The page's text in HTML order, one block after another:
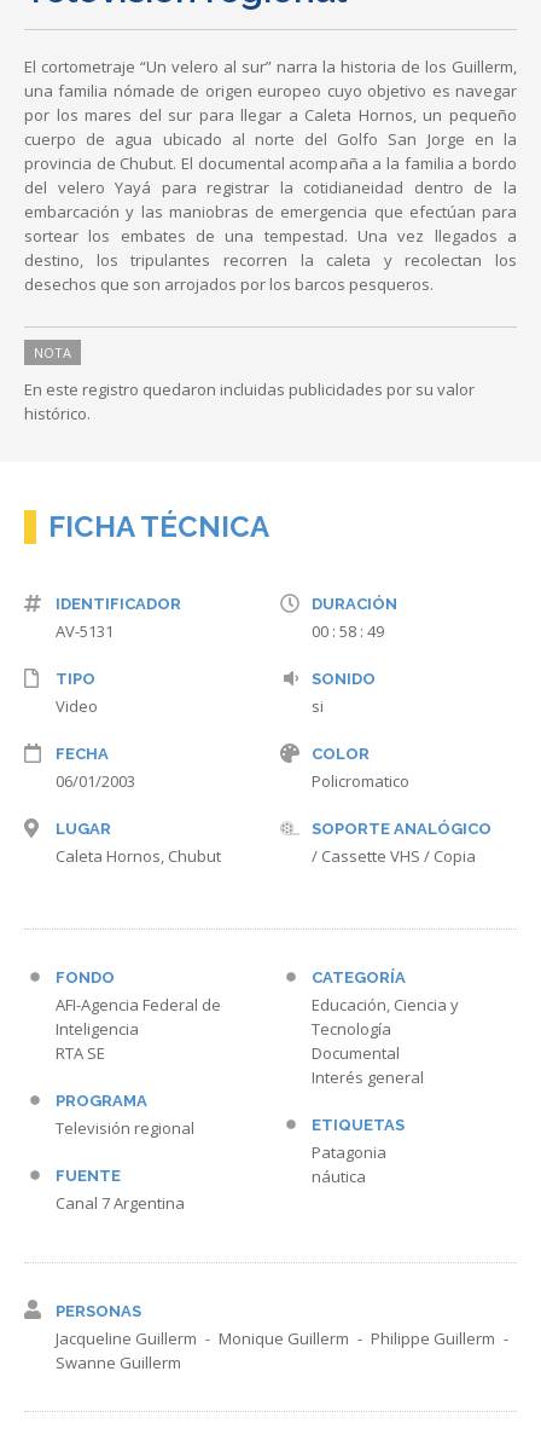
El cortometraje “Un velero al sur” narra la historia de los Guillerm,
una familia nómade de origen europeo cuyo objetivo es navegar
por los mares del sur para llegar a Caleta Hornos, un pequeño
cuerpo de agua ubicado al norte del Golfo San Jorge en la
provincia de Chubut. El documental acompaña a la familia a bordo
del velero Yayá para registrar la cotidianeidad dentro de la
embarcación y las maniobras de emergencia que efectúan para
sortear los embates de una tempestad. Una vez llegados a
destino, los tripulantes recorren la caleta y recolectan los
desechos que son arrojados por los barcos pesqueros.
NOTA
En este registro quedaron incluidas publicidades por su valor
histórico.
FICHA TÉCNICA
IDENTIFICADOR
AV-5131
TIPO
Video
FECHA
06/01/2003
LUGAR
Caleta Hornos, Chubut
DURACIÓN
00 : 58 : 49
SONIDO
si
COLOR
Policromatico
SOPORTE ANALÓGICO
/ Cassette VHS / Copia
FONDO
AFI-Agencia Federal de
Inteligencia
RTA SE
PROGRAMA
Televisión regional
FUENTE
Canal 7 Argentina
CATEGORÍA
Educación, Ciencia y
Tecnología
Documental
Interés general
ETIQUETAS
Patagonia
náutica
PERSONAS
Jacqueline Guillerm Monique Guillerm
Philippe Guillerm
Swanne Guillerm